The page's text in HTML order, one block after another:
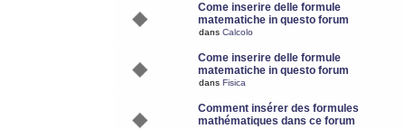
Come inserire delle formule
matematiche in questo forum
dans Calcolo
Come inserire delle formule
matematiche in questo forum
dans Fisica
Comment insérer des formules
mathématiques dans ce forum